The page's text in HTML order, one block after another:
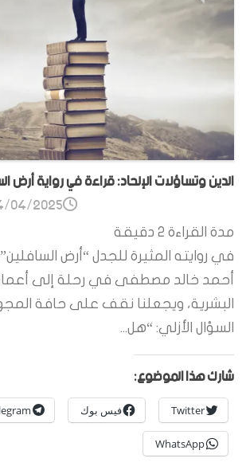
الدين وتساؤلات الإلحاد: قراءة في رواية أرض
04/2025
مدة القراءة 2 دقيقة
في روايته المثيرة للجدل “أرض
أحمد خالد مصطفى في رحلة إلى
البشرية، ويجعلنا نقف على حافة
السؤال الأزلي: “هل...
شارك هذا الموضوع:
Twitter فيس بوك
WhatsApp